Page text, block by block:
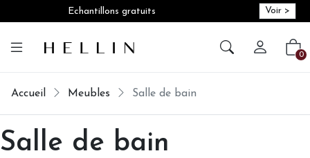
Echantillons gratuits Voir >
Créer 0
Accueil Meubles Salle de bain
Salle de bain